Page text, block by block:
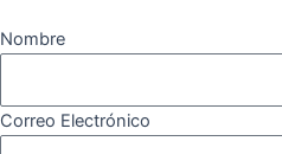
Nombre
Correo Electrónico